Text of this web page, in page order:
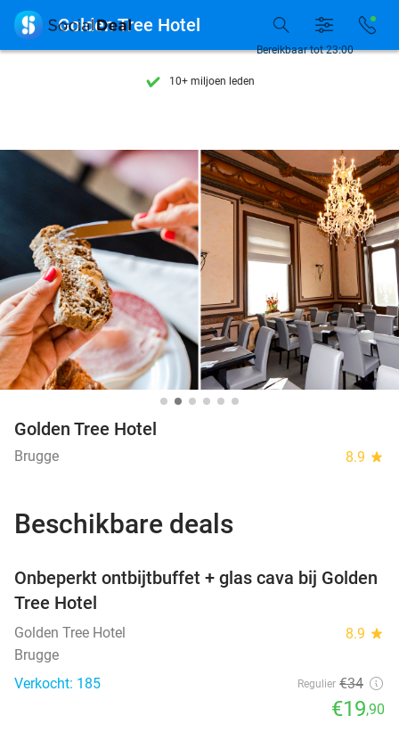
7 dagen per week beschikbaar
10+ miljoen leden
7 dagen per week beschikbaar
10+ miljoen leden
Bereikbaar tot 23:00
 Golden Tree Hotel
Golden Tree Hotel
Brugge 8.9 star
Beschikbare deals
Onbeperkt ontbijtbuffet + glas cava bij Golden
Tree Hotel
Golden Tree Hotel 8.9 star
Brugge
Verkocht: 185
Regulier €34
€19,90